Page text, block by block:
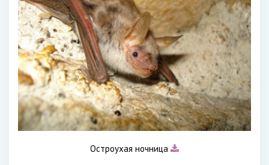
Остроухая ночница